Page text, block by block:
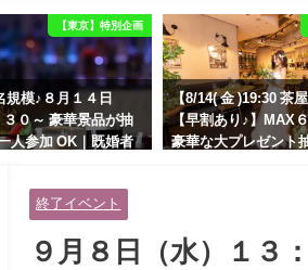
【東京】特別企画
模♪８月１４日
３０～ 豪華景品が抽
人参加 OK｜既婚者
的なオシャレ男性
優しさのある大人女
ビッグパーティー♪
【8/14( 金 )19:30 茶
【早割あり♪】MAX
豪華な大プレゼント
終了イベント
９月８日（水）１３